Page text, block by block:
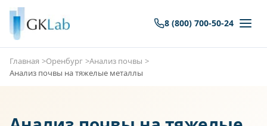
8 (800) 700-50-24
Главная Оренбург
Анализ почвы
Анализ почвы на тяжелые металлы